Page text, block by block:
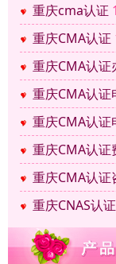
重庆cma认证
重庆CMA认证
重庆CMA认证
重庆CMA认证
重庆CMA认证
重庆CMA认证
重庆CMA认证
重庆CNAS认证